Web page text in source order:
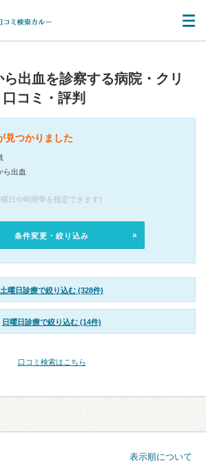
出血を診察する病院・クリ
口コミ・評判
見つかりました
ら出血
日や時間帯を指定できます)
条件変更・絞り込み
土曜日診療で絞り込む (328件)
日曜日診療で絞り込む (14件)
口コミ検索はこちら
表示順について